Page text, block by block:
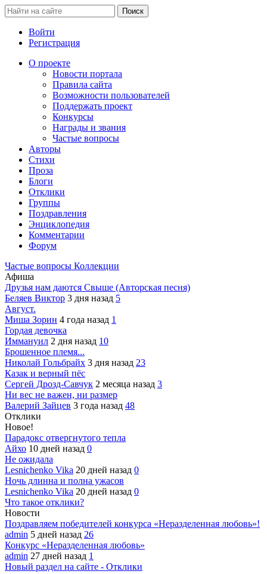
Войти
Регистрация
О проекте
Новости портала
Правила сайта
Возможности пользователей
Поддержать проект
Конкурсы
Награды и звания
Частые вопросы
Авторы
Стихи
Проза
Блоги
Отклики
Группы
Поздравления
Энциклопедия
Комментарии
Форум
Частые вопросы Коллекции
Афиша
Друзья нам даются Свыше (Авторская песня)
Беляев Виктор 3 дня назад 5
Август.
Миша Зорин 4 года назад 1
Гордая девочка
Иммануил 2 дня назад 10
Брошенное племя...
Николай Гольбрайх 3 дня назад 23
Казак и верный пёс
Сергей Дрозд-Савчук 2 месяца назад 3
Ни вес не важен, ни размер
Валерий Зайцев 3 года назад 48
Отклики
Новое!
Парадокс отвергнутого тепла
Айхо 10 дней назад 0
Не ожидала
Lesnichenko Vika 20 дней назад 0
Ночь длинна и полна ужасов
Lesnichenko Vika 20 дней назад 0
Что такое отклики?
Новости
Поздравляем победителей конкурса «Неразделенная любовь»!
admin 5 дней назад 26
Конкурс «Неразделенная любовь»
admin 27 дней назад 1
Новый раздел на сайте - Отклики